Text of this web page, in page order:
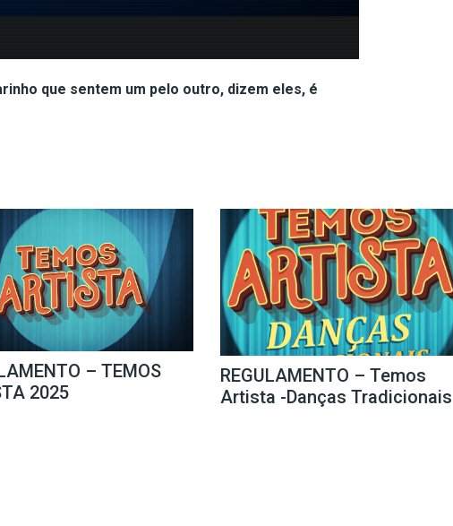
que sentem um pelo outro, dizem eles, é
– TEMOS
2025
REGULAMENTO – Temos
Artista -Danças Tradicionais